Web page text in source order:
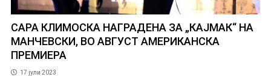
САРА КЛИМОСКА НАГРАДЕНА ЗА „КАЈМАК“ НА
МАНЧЕВСКИ, ВО АВГУСТ АМЕРИКАНСКА
ПРЕМИЕРА
17 јули 2023